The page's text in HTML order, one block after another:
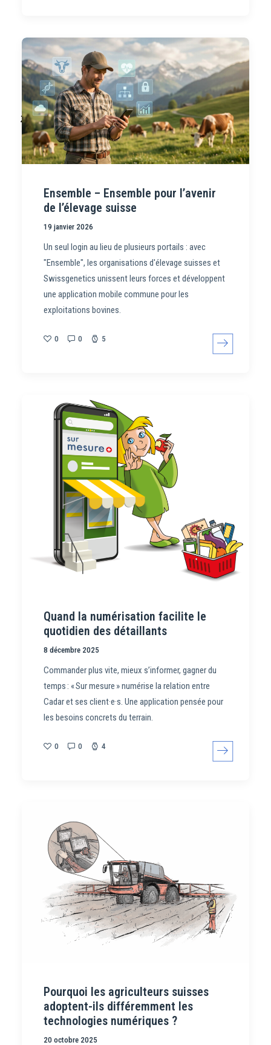
Ensemble – Ensemble pour l’avenir
de l’élevage suisse
19 janvier 2026
Un seul login au lieu de plusieurs portails : avec
"Ensemble", les organisations d'élevage suisses et
Swissgenetics unissent leurs forces et développent
une application mobile commune pour les
exploitations bovines.
0 0 5
Quand la numérisation facilite le
quotidien des détaillants
8 décembre 2025
Commander plus vite, mieux s’informer, gagner du
temps : « Sur mesure » numérise la relation entre
Cadar et ses client·e·s. Une application pensée pour
les besoins concrets du terrain.
0 0 4
Pourquoi les agriculteurs suisses
adoptent-ils différemment les
technologies numériques ?
20 octobre 2025